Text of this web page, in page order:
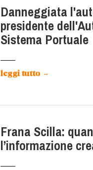
Danneggiata
presidente
Sistema Portuale
leggi tutto →
Frana Scilla:
l’informazione